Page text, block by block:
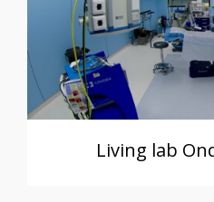
Living lab